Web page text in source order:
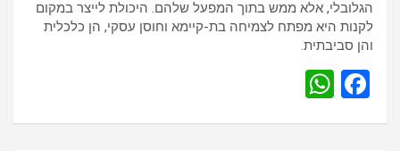
הגלובלי, אלא ממש בתוך המפעל שלהם. היכולת לייצר במקום
לקנות היא מפתח לצמיחה בת-קיימא וחוסן עסקי, הן כלכלית
והן סביבתית.
F